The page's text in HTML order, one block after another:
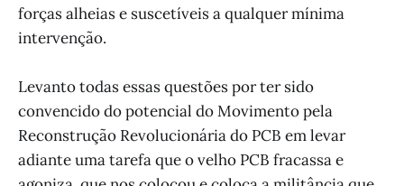
forças alheias e suscetíveis a qualquer mínima
intervenção.
Levanto todas essas questões por ter sido
convencido do potencial do Movimento pela
Reconstrução Revolucionária do PCB em levar
adiante uma tarefa que o velho PCB fracassa e